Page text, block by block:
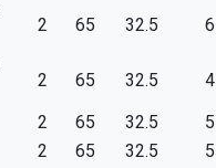
2 65 32.5 6
2 65 32.5
4
2 65 32.5
5
2 65 32.5
5